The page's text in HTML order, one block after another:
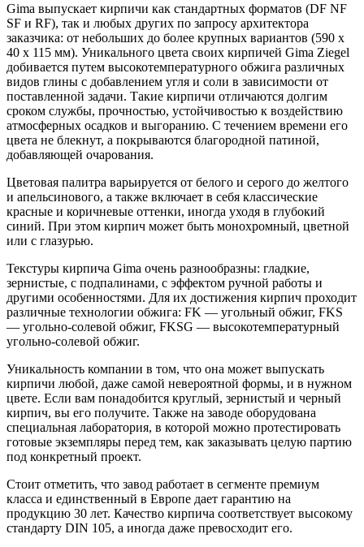
Gima выпускает кирпичи как стандартных форматов (DF NF
SF и RF), так и любых других по запросу архитектора
заказчика: от небольших до более крупных вариантов (590 х
40 х 115 мм). Уникального цвета своих кирпичей Gima Ziegel
добивается путем высокотемпературного обжига различных
видов глины с добавлением угля и соли в зависимости от
поставленной задачи. Такие кирпичи отличаются долгим
сроком службы, прочностью, устойчивостью к воздействию
атмосферных осадков и выгоранию. С течением времени его
цвета не блекнут, а покрываются благородной патиной,
добавляющей очарования.
Цветовая палитра варьируется от белого и серого до желтого
и апельсинового, а также включает в себя классические
красные и коричневые оттенки, иногда уходя в глубокий
синий. При этом кирпич может быть монохромный, цветной
или с глазурью.
Текстуры кирпича Gima очень разнообразны: гладкие,
зернистые, с подпалинами, с эффектом ручной работы и
другими особенностями. Для их достижения кирпич проходит
различные технологии обжига: FK — угольный обжиг, FKS
— угольно-солевой обжиг, FKSG — высокотемпературный
угольно-солевой обжиг.
Уникальность компании в том, что она может выпускать
кирпичи любой, даже самой невероятной формы, и в нужном
цвете. Если вам понадобится круглый, зернистый и черный
кирпич, вы его получите. Также на заводе оборудована
специальная лаборатория, в которой можно протестировать
готовые экземпляры перед тем, как заказывать целую партию
под конкретный проект.
Стоит отметить, что завод работает в сегменте премиум
класса и единственный в Европе дает гарантию на
продукцию 30 лет. Качество кирпича соответствует высокому
стандарту DIN 105, а иногда даже превосходит его.